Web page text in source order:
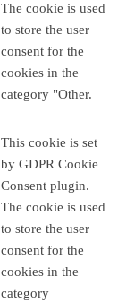
The cookie is used
to store the user
consent for the
cookies in the
category "Other.
This cookie is set
by GDPR Cookie
Consent plugin.
The cookie is used
to store the user
consent for the
cookies in the
category